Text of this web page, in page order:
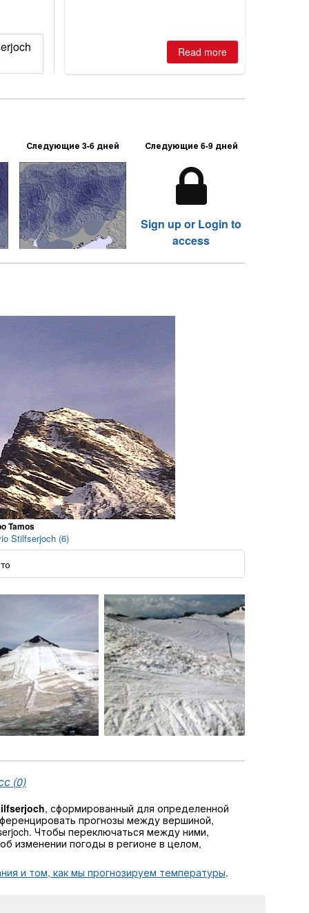
Read more
Следующие 3-6 дней Следующие 6-9 дней
Sign up or Login to
access
Tamos
Stilfserjoch (6)
(0)
, сформированный для определенной
прогнозы между вершиной,
Чтобы переключаться между ними,
изменении погоды в регионе в целом,
и том, как мы прогнозируем температуры.